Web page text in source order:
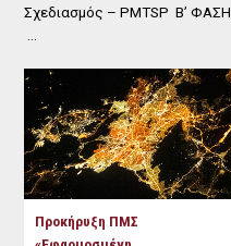
Σχεδιασμός – PMTSP Β’ ΦΑΣΗ
Προκήρυξη ΠΜΣ